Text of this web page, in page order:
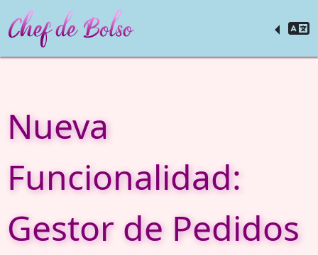
Nueva
Funcionalidad:
Gestor de Pedidos